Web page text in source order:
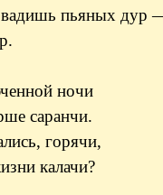
пьяных дур
ночи
саранчи.
горячи,
калачи?